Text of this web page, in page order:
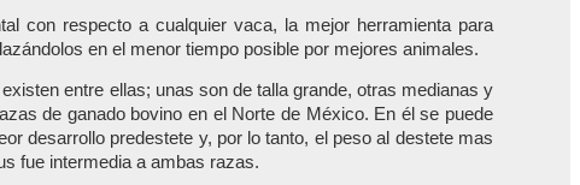
con respecto a cualquier vaca, la mejor herramienta para
en el menor tiempo posible por mejores animales.
entre ellas; unas son de talla grande, otras medianas y
de ganado bovino en el Norte de México. En él se puede
desarrollo predestete y, por lo tanto, el peso al destete mas
fue intermedia a ambas razas.